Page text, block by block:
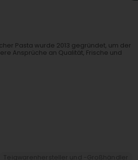
Pasta wurde 2013 gegründet, um der
Ansprüche an Qualität, Frische und